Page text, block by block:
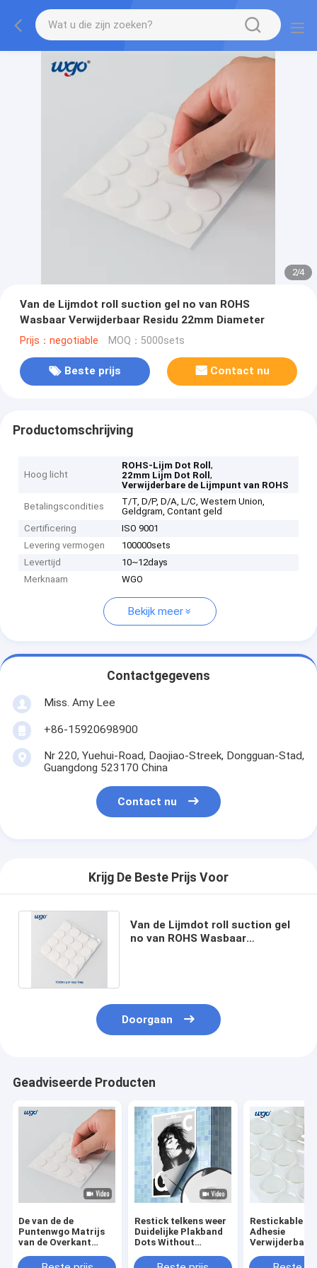
2/4
Van de Lijmdot roll suction gel no van ROHS
Wasbaar Verwijderbaar Residu 22mm Diameter
Prijs：negotiable MOQ：5000sets
Beste prijs Contact nu
Productomschrijving
Hoog licht
ROHS-Lijm Dot Roll,
22mm Lijm Dot Roll,
Verwijderbare de Lijmpunt van ROHS
Betalingscondities
T/T, D/P, D/A, L/C, Western Union,
Geldgram, Contant geld
Certificering
ISO 9001
Levering vermogen
100000sets
Levertijd
10~12days
Merknaam
WGO
Bekijk meer
Contactgegevens
Miss. Amy Lee
+86-15920698900
Nr 220, Yuehui-Road, Daojiao-Streek, Dongguan-Stad,
Guangdong 523170 China
Contact nu
Krijg De Beste Prijs Voor
Van de Lijmdot roll suction gel
no van ROHS Wasbaar
Doorgaan
Geadviseerde Producten
De van de de
Puntenwgo Matrijs
van de Overkant
de Besnoeiingen
Restick telkens weer
Duidelijke Plakband
Dots Without
Restickable
Adhesie
Verwijderbaar
Photo